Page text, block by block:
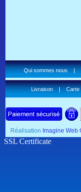
Qui sommes nous|
Livraison|Carte
Réalisation Imagine Web
SSL Certificate